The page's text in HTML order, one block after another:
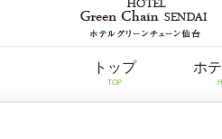
トップ
TOP
ホ